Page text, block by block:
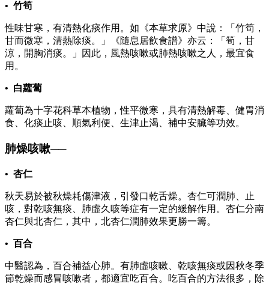
• 竹筍
性味甘寒，有清熱化痰作用。如《本草求原》中說：「竹筍，
甘而微寒，清熱除痰。」《隨息居飲食譜》亦云：「筍，甘
涼，開胸消痰。」因此，風熱咳嗽或肺熱咳嗽之人，最宜食
用。
• 白蘿蔔
蘿蔔為十字花科草本植物，性平微寒，具有清熱解毒、健胃消
食、化痰止咳、順氣利便、生津止渴、補中安臟等功效。
肺燥咳嗽──
• 杏仁
秋天易於被秋燥耗傷津液，引發口乾舌燥。杏仁可潤肺、止
咳，對乾咳無痰、肺虛久咳等症有一定的緩解作用。杏仁分南
杏仁與北杏仁，其中，北杏仁潤肺效果更勝一籌。
• 百合
中醫認為，百合補益心肺。有肺虛咳嗽、乾咳無痰或因秋冬季
節乾燥而感冒咳嗽者，都適宜吃百合。吃百合的方法很多，除